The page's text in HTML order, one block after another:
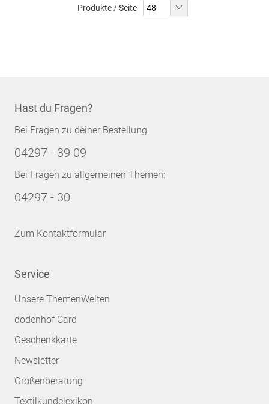
Produkte / Seite
Hast du Fragen?
Bei Fragen zu deiner Bestellung:
04297 - 39 09
Bei Fragen zu allgemeinen Themen:
04297 - 30
Zum Kontaktformular
Service
Unsere ThemenWelten
dodenhof Card
Geschenkkarte
Newsletter
Größenberatung
Textilkundelexikon